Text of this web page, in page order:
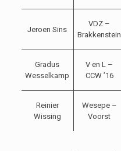
Jeroen Sins
VDZ –
Brakkenstein
Gradus
Wesselkamp
V en L –
CCW ’16
Reinier
Wissing
Wesepe –
Voorst